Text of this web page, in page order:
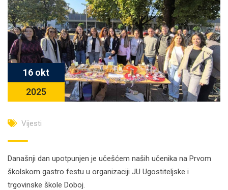
16 okt
2025
Vijesti
Današnji dan upotpunjen je učešćem naših učenika na Prvom
školskom gastro festu u organizaciji JU Ugostiteljske i
trgovinske škole Doboj.